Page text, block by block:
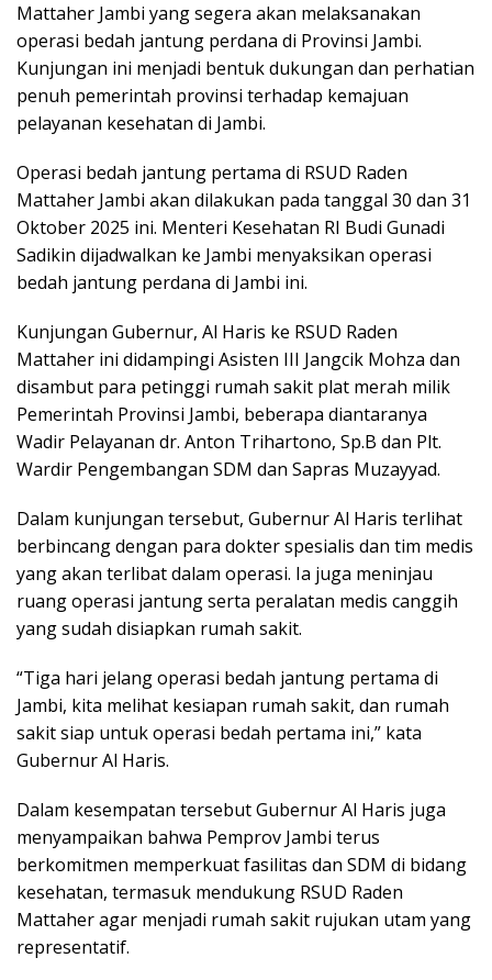
Mattaher Jambi yang segera akan melaksanakan
operasi bedah jantung perdana di Provinsi Jambi.
Kunjungan ini menjadi bentuk dukungan dan perhatian
penuh pemerintah provinsi terhadap kemajuan
pelayanan kesehatan di Jambi.
Operasi bedah jantung pertama di RSUD Raden
Mattaher Jambi akan dilakukan pada tanggal 30 dan 31
Oktober 2025 ini. Menteri Kesehatan RI Budi Gunadi
Sadikin dijadwalkan ke Jambi menyaksikan operasi
bedah jantung perdana di Jambi ini.
Kunjungan Gubernur, Al Haris ke RSUD Raden
Mattaher ini didampingi Asisten III Jangcik Mohza dan
disambut para petinggi rumah sakit plat merah milik
Pemerintah Provinsi Jambi, beberapa diantaranya
Wadir Pelayanan dr. Anton Trihartono, Sp.B dan Plt.
Wardir Pengembangan SDM dan Sapras Muzayyad.
Dalam kunjungan tersebut, Gubernur Al Haris terlihat
berbincang dengan para dokter spesialis dan tim medis
yang akan terlibat dalam operasi. Ia juga meninjau
ruang operasi jantung serta peralatan medis canggih
yang sudah disiapkan rumah sakit.
“Tiga hari jelang operasi bedah jantung pertama di
Jambi, kita melihat kesiapan rumah sakit, dan rumah
sakit siap untuk operasi bedah pertama ini,” kata
Gubernur Al Haris.
Dalam kesempatan tersebut Gubernur Al Haris juga
menyampaikan bahwa Pemprov Jambi terus
berkomitmen memperkuat fasilitas dan SDM di bidang
kesehatan, termasuk mendukung RSUD Raden
Mattaher agar menjadi rumah sakit rujukan utam yang
representatif.